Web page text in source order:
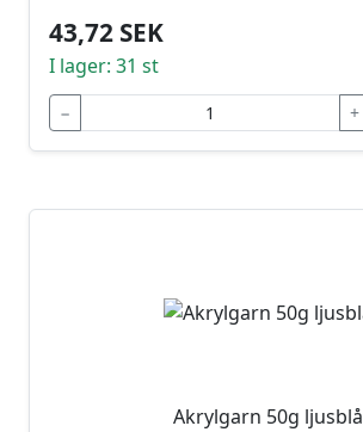
43,72 SEK
I lager: 31 st
− +
Akrylgarn 50g ljusblå